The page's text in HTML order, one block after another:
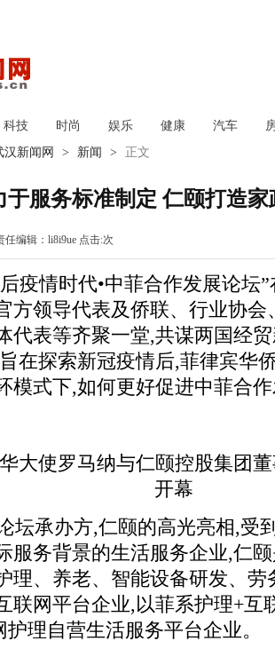
科技 时尚 娱乐 健康 汽车
汉新闻网 > 新闻 > 正文
于服务标准制定 仁颐打造家
任编辑：li8i9ue 点击:次
疫情时代•中菲合作发展论坛
方领导代表及侨联、行业协
代表等齐聚一堂,共谋两国经
在探索新冠疫情后,菲律宾华
模式下,如何更好促进中菲合
大使罗马纳与仁颐控股集团
开幕
坛承办方,仁颐的高光亮相,受
服务背景的生活服务企业,仁
理、养老、智能设备研发、劳
联网平台企业,以菲系护理+互
护理自营生活服务平台企业。